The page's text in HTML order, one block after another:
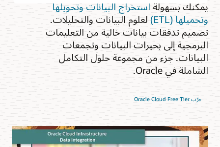
يمكنك بسهولةاستخراج البيانات وتحويلها
وتحميلها (ETL)
لعلوم البيانات والتحليلات.
تصميم تدفقات بيانات خالية من التعليمات
البرمجية إلى بحيرات البيانات وتجمعات
البيانات. جزء من مجموعة حلول التكامل
الشاملة في Oracle.
جرّب Oracle Cloud Free Tier